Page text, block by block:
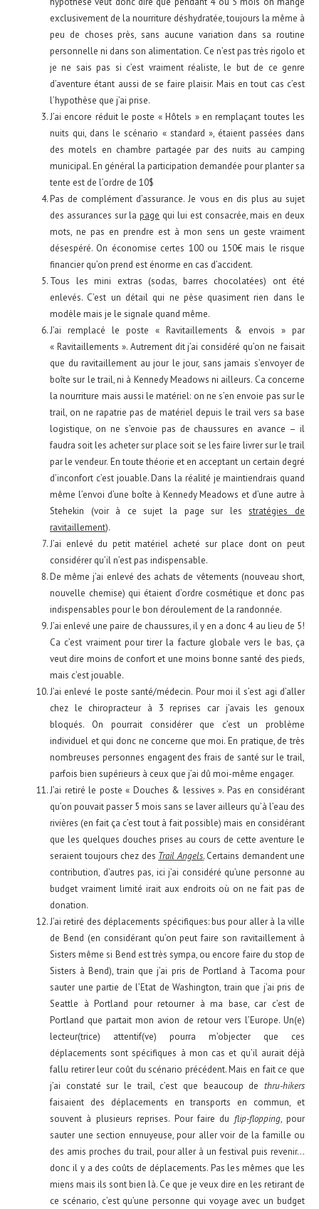
exclusivement de la nourriture déshydratée, toujours la même à
peu de choses près, sans aucune variation dans sa routine
personnelle ni dans son alimentation. Ce n’est pas très rigolo et
je ne sais pas si c’est vraiment réaliste, le but de ce genre
d’aventure étant aussi de se faire plaisir. Mais en tout cas c’est
l’hypothèse que j’ai prise.
J’ai encore réduit le poste « Hôtels » en remplaçant toutes les
nuits qui, dans le scénario « standard », étaient passées dans
des motels en chambre partagée par des nuits au camping
municipal. En général la participation demandée pour planter sa
tente est de l’ordre de 10$
Pas de complément d’assurance. Je vous en dis plus au sujet
des assurances sur lapage qui lui est consacrée, mais en deux
mots, ne pas en prendre est à mon sens un geste vraiment
désespéré. On économise certes 100 ou 150€ mais le risque
financier qu’on prend est énorme en cas d’accident.
Tous les mini extras (sodas, barres chocolatées) ont été
enlevés. C’est un détail qui ne pèse quasiment rien dans le
modèle mais je le signale quand même.
J’ai remplacé le poste « Ravitaillements & envois » par
« Ravitaillements ». Autrement dit j’ai considéré qu’on ne faisait
que du ravitaillement au jour le jour, sans jamais s’envoyer de
boîte sur le trail, ni à Kennedy Meadows ni ailleurs. Ca concerne
la nourriture mais aussi le matériel: on ne s’en envoie pas sur le
trail, on ne rapatrie pas de matériel depuis le trail vers sa base
logistique, on ne s’envoie pas de chaussures en avance – il
faudra soit les acheter sur place soit se les faire livrer sur le trail
par le vendeur. En toute théorie et en acceptant un certain degré
d’inconfort c’est jouable. Dans la réalité je maintiendrais quand
même l’envoi d’une boîte à Kennedy Meadows et d’une autre à
Stehekin (voir à ce sujet la page sur lesstratégies de
ravitaillement).
J’ai enlevé du petit matériel acheté sur place dont on peut
considérer qu’il n’est pas indispensable.
De même j’ai enlevé des achats de vêtements (nouveau short,
nouvelle chemise) qui étaient d’ordre cosmétique et donc pas
indispensables pour le bon déroulement de la randonnée.
J’ai enlevé une paire de chaussures, il y en a donc 4 au lieu de 5!
Ca c’est vraiment pour tirer la facture globale vers le bas, ça
veut dire moins de confort et une moins bonne santé des pieds,
mais c’est jouable.
J’ai enlevé le poste santé/médecin. Pour moi il s’est agi d’aller
chez le chiropracteur à 3 reprises car j’avais les genoux
bloqués. On pourrait considérer que c’est un problème
individuel et qui donc ne concerne que moi. En pratique, de très
nombreuses personnes engagent des frais de santé sur le trail,
parfois bien supérieurs à ceux que j’ai dû moi-même engager.
J’ai retiré le poste « Douches & lessives ». Pas en considérant
qu’on pouvait passer 5 mois sans se laver ailleurs qu’à l’eau des
rivières (en fait ça c’est tout à fait possible) mais en considérant
que les quelques douches prises au cours de cette aventure le
seraient toujours chez des Trail Angels.Certains demandent une
contribution, d’autres pas, ici j’ai considéré qu’une personne au
budget vraiment limité irait aux endroits où on ne fait pas de
donation.
J’ai retiré des déplacements spécifiques: bus pour aller à la ville
de Bend (en considérant qu’on peut faire son ravitaillement à
Sisters même si Bend est très sympa, ou encore faire du stop de
Sisters à Bend), train que j’ai pris de Portland à Tacoma pour
sauter une partie de l’Etat de Washington, train que j’ai pris de
Seattle à Portland pour retourner à ma base, car c’est de
Portland que partait mon avion de retour vers l’Europe. Un(e)
lecteur(trice) attentif(ve) pourra m’objecter que ces
déplacements sont spécifiques à mon cas et qu’il aurait déjà
fallu retirer leur coût du scénario précédent. Mais en fait ce que
j’ai constaté sur le trail, c’est que beaucoup de thru-hikers
faisaient des déplacements en transports en commun, et
souvent à plusieurs reprises. Pour faire du flip-flopping, pour
sauter une section ennuyeuse, pour aller voir de la famille ou
des amis proches du trail, pour aller à un festival puis revenir…
donc il y a des coûts de déplacements. Pas les mêmes que les
miens mais ils sont bien là. Ce que je veux dire en les retirant de
ce scénario, c’est qu’une personne qui voyage avec un budget